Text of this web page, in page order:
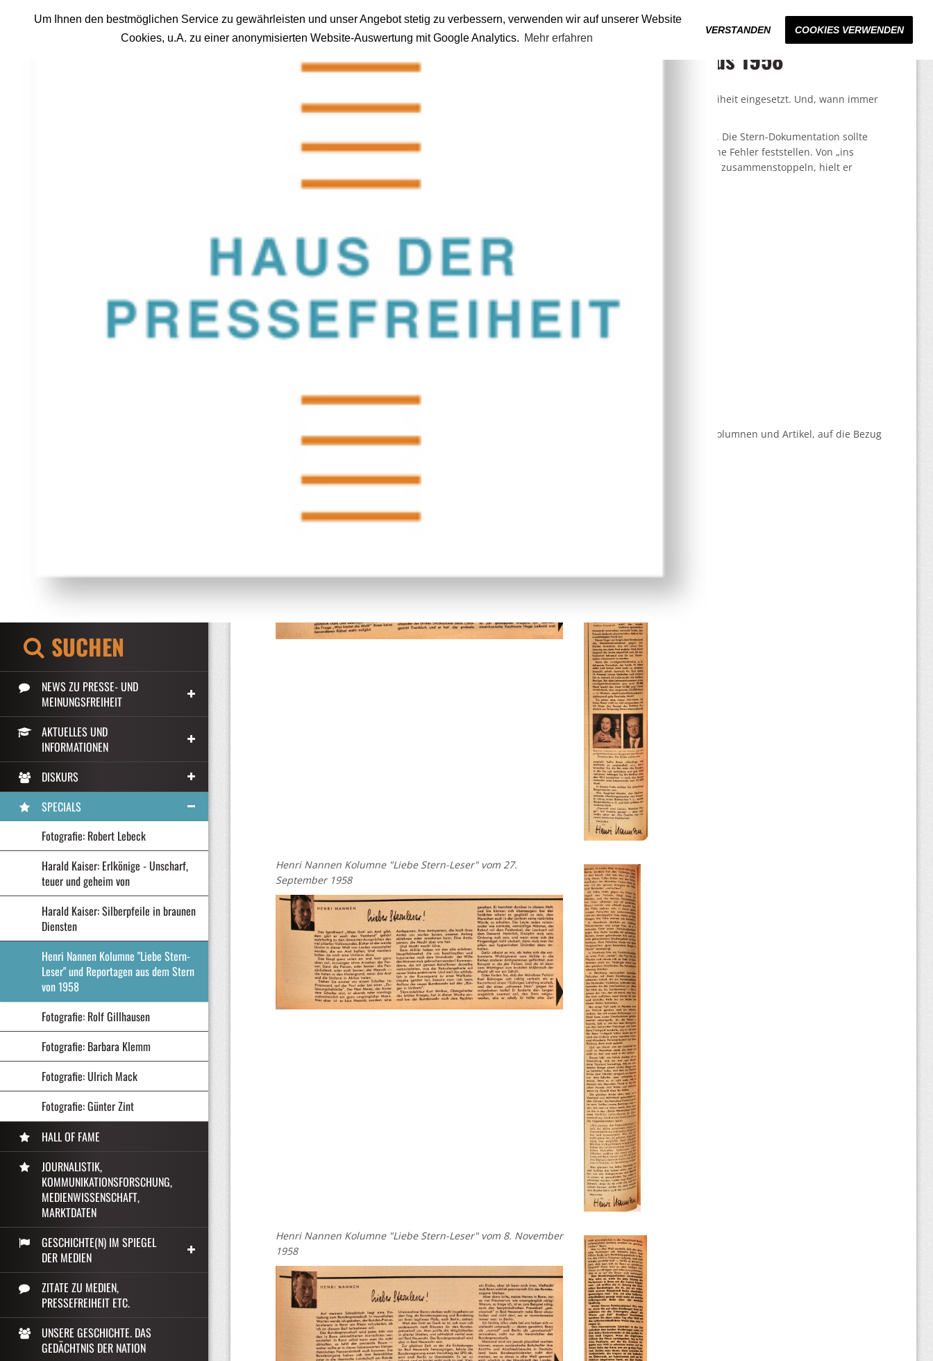
Um Ihnen den bestmöglichen Service zu gewährleisten und unser Angebot stetig zu verbessern, verwenden wir auf unserer Website
Cookies, u.A. zu einer anonymisierten Website-Auswertung mit Google Analytics. Mehr erfahren
VERSTANDEN COOKIES VERWENDEN
SUCHEN
NEWS ZU PRESSE- UND
MEINUNGSFREIHEIT
AKTUELLES UND
INFORMATIONEN
DISKURS
SPECIALS
Fotografie: Robert Lebeck
Harald Kaiser: Erlkönige - Unscharf,
teuer und geheim von
Harald Kaiser: Silberpfeile in braunen
Diensten
Henri Nannen Kolumne "Liebe Stern-
Leser" und Reportagen aus dem Stern
von 1958
Fotografie: Rolf Gillhausen
Fotografie: Barbara Klemm
Fotografie: Ulrich Mack
Fotografie: Günter Zint
HALL OF FAME
JOURNALISTIK,
KOMMUNIKATIONSFORSCHUNG,
MEDIENWISSENSCHAFT,
MARKTDATEN
GESCHICHTE(N) IM SPIEGEL
DER MEDIEN
ZITATE ZU MEDIEN,
PRESSEFREIHEIT ETC.
UNSERE GESCHICHTE. DAS
GEDÄCHTNIS DER NATION
"Liebe Stern-Leser" Kolumnen von Henri Nannen aus 1958
Henri Nannenhat sich mit seinen Kolumnen
immer wieder für die Pressefreiheit eingesetzt. Und, wann immer
nötig, natürlich auch für die Unabhängigkeit seiner Redaktion.
Qualitätsjournalismus bedeutete für ihn vor allem das Resultat eingehender Recherchen vor Ort. Die Stern-Dokumentation sollte
die Berichte der Reporter in einem Prüfverfahren noch verifizieren oder falsifizieren, also mögliche Fehler feststellen. Von „ins
Archiv entsandten Sonderkorrespondenten“, die ihre Berichte aus bereits vorhandenem Material zusammenstoppeln, hielt er
In diesem Special zeigen wir ein paar Nannen-Kolumnen aus dem Jahr 1958 - reine Kolumnen, Kolumnen und Artikel, auf die Bezug
genommen wird, sowie die große Amerika-Reportage ebenfalls aus 1958.
Henri Nannen Kolumne "Liebe Stern-Leser" vom 27.
September 1958
Henri Nannen Kolumne "Liebe Stern-Leser" vom 8. November
1958